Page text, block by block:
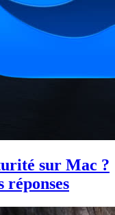
sur Mac ?
réponses